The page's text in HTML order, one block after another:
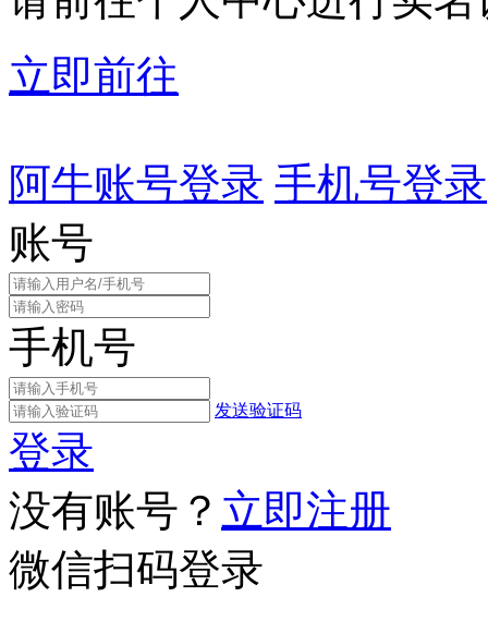
立即前往
阿牛账号登录 手机号登录
账号
手机号
发送验证码
登录
没有账号？ 立即注册
微信扫码登录